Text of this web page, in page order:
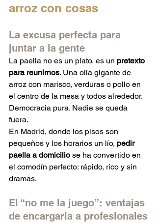
arroz con cosas
La excusa perfecta para
juntar a la gente
La paella no es un plato, es un pretexto
para reunirnos. Una olla gigante de
arroz con marisco, verduras o pollo en
el centro de la mesa y todos alrededor.
Democracia pura. Nadie se queda
fuera.
En Madrid, donde los pisos son
pequeños y los horarios un lío, pedir
paella a domicilio se ha convertido en
el comodín perfecto: rápido, rico y sin
dramas.
El “no me la juego”: ventajas
de encargarla a profesionales